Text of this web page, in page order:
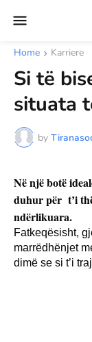
Home Karriere
Si të
situata
by
Në një botë
duhur për t’i
ndërlikuara.
Fatkeqësisht,
marrëdhënjet
dimë se si t’i